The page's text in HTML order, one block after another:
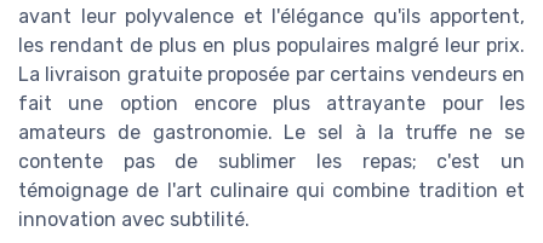
avant leur polyvalence et l'élégance qu'ils apportent,
les rendant de plus en plus populaires malgré leur prix.
La livraison gratuite proposée par certains vendeurs en
fait une option encore plus attrayante pour les
amateurs de gastronomie. Le sel à la truffe ne se
contente pas de sublimer les repas; c'est un
témoignage de l'art culinaire qui combine tradition et
innovation avec subtilité.